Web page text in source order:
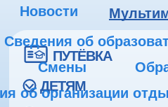
Новости
Сведения об
Смены
об организации
ПУТЁВКА
ДЕТЯМ